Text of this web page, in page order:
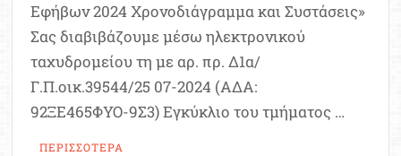
Εφήβων 2024 Χρονοδιάγραμμα και Συστάσεις»
Σας διαβιβάζουμε μέσω ηλεκτρονικού
ταχυδρομείου τη με αρ. πρ. Δ1α/
Γ.Π.οικ.39544/25 07-2024 (ΑΔΑ:
92ΞΕ465ΦΥΟ-9Σ3) Εγκύκλιο του τμήματος …
ΠΕΡΙΣΣΟΤΕΡΑ